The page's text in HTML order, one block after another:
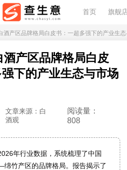
首页 旗舰
酒产区品牌格局白皮书：一超多强下的产业生
酒产区品牌格局白皮
下的产业生态与市场
文章来源：白
酒观
阅读量：
808
年行业数据，系统梳理了中国
竹产区的品牌格局。报告揭示了